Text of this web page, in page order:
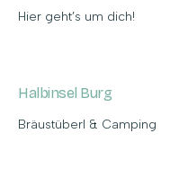
Hier geht’s um dich!
Halbinsel Burg
Bräustüberl & Camping